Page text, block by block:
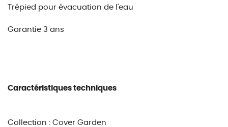
Trépied pour évacuation de l'eau
Garantie 3 ans
Caractéristiques techniques
Collection : Cover Garden